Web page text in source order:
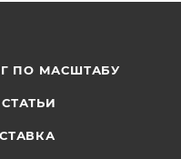
ПО МАСШТАБУ
СТАТЬИ